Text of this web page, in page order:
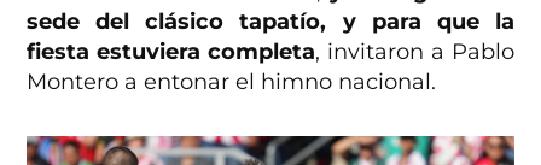
sede del clásico tapatío, y para que la
fiesta estuviera completa, invitaron a Pablo
Montero a entonar el himno nacional.